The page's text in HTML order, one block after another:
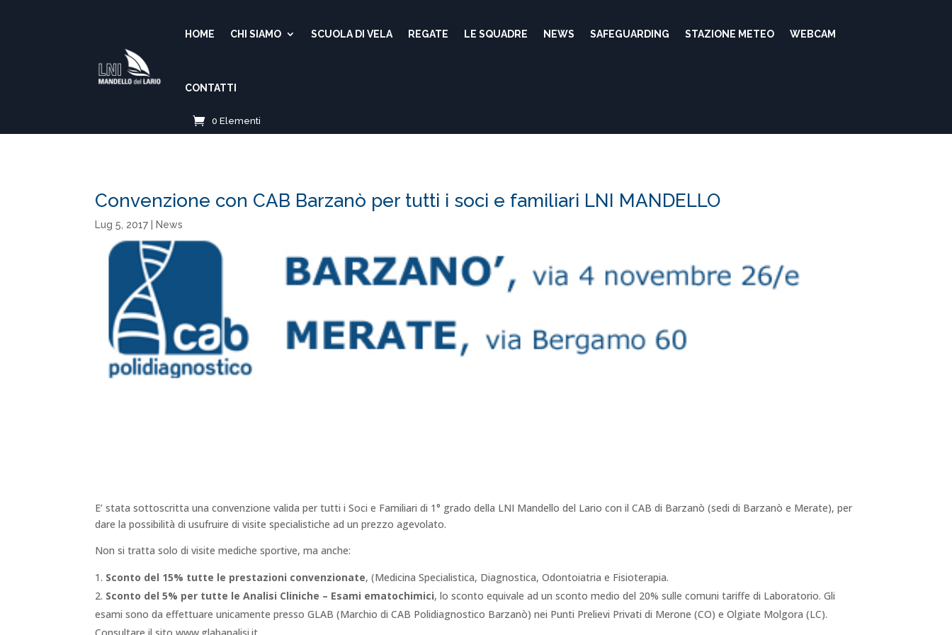
HOME CHI SIAMO SCUOLA DI VELA REGATE LE SQUADRE NEWS SAFEGUARDING STAZIONE METEO WEBCAM
CONTATTI
0 Elementi
Convenzione con CAB Barzanò per tutti i soci e familiari LNI MANDELLO
Lug 5, 2017 News
E’ stata sottoscritta una convenzione valida per tutti i Soci e Familiari di 1° grado della LNI Mandello del Lario con il CAB di Barzanò (sedi di Barzanò e Merate), per
dare la possibilità di usufruire di visite specialistiche ad un prezzo agevolato.
Non si tratta solo di visite mediche sportive, ma anche:
Sconto del 15% tutte le prestazioni convenzionate, (Medicina Specialistica, Diagnostica, Odontoiatria e Fisioterapia.
Sconto del 5% per tutte le Analisi Cliniche – Esami ematochimici, lo sconto equivale ad un sconto medio del 20% sulle comuni tariffe di Laboratorio. Gli
esami sono da effettuare unicamente presso GLAB (Marchio di CAB Polidiagnostico Barzanò) nei Punti Prelievi Privati di Merone (CO) e Olgiate Molgora (LC).